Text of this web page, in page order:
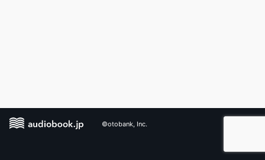
©otobank, Inc.